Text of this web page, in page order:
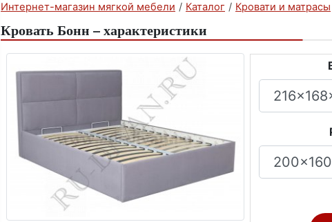
Интернет-магазин мягкой мебели / Каталог / Кровати и матрасы
Кровать Бонн – характеристики